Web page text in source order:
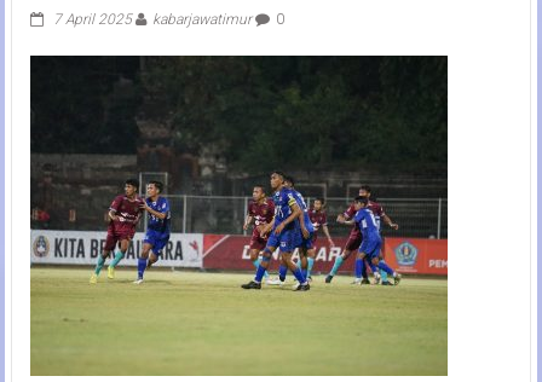
7 April 2025 kabarjawatimur 0